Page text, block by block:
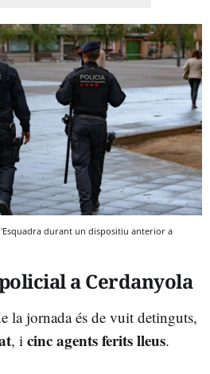
durant un dispositiu anterior a
a Cerdanyola
la jornada és de vuit detinguts,
, i cinc agents ferits lleus.